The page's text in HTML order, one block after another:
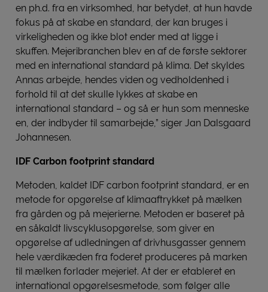
en ph.d. fra en virksomhed, har betydet, at hun havde
fokus på at skabe en standard, der kan bruges i
virkeligheden og ikke blot ender med at ligge i
skuffen. Mejeribranchen blev en af de første sektorer
med en international standard på klima. Det skyldes
Annas arbejde, hendes viden og vedholdenhed i
forhold til at det skulle lykkes at skabe en
international standard – og så er hun som menneske
en, der indbyder til samarbejde,” siger Jan Dalsgaard
Johannesen.
IDF Carbon footprint standard
Metoden, kaldet IDF carbon footprint standard, er en
metode for opgørelse af klimaaftrykket på mælken
fra gården og på mejerierne. Metoden er baseret på
en såkaldt livscyklusopgørelse, som giver en
opgørelse af udledningen af drivhusgasser gennem
hele værdikæden fra foderet produceres på marken
til mælken forlader mejeriet. At der er etableret en
international opgørelsesmetode, som følger alle